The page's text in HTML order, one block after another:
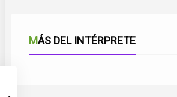
MÁS DEL INTÉRPRETE